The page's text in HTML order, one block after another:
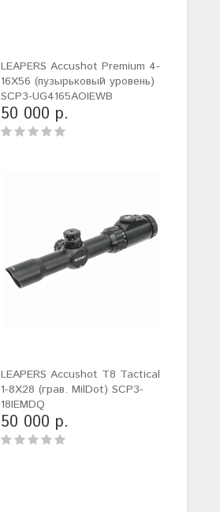
LEAPERS Accushot Premium 4-
16X56 (пузырьковый уровень)
SCP3-UG4165AOIEWB
50 000 р.
LEAPERS Accushot T8 Tactical
1-8X28 (грав. MilDot) SCP3-
18IEMDQ
50 000 р.